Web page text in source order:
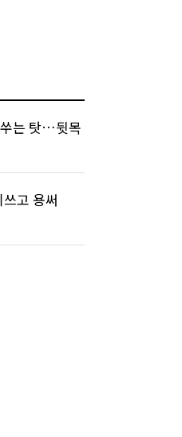
는 탓…뒷목
고 용써